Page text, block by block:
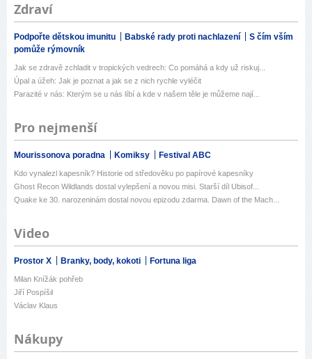
Zdraví
Podpořte dětskou imunitu Babské rady proti nachlazení
S čím vším
pomůže rýmovník
Jak se zdravě zchladit v tropických vedrech: Co pomáhá a kdy už riskuj...
Úpal a úžeh: Jak je poznat a jak se z nich rychle vyléčit
Parazité v nás: Kterým se u nás líbí a kde v našem těle je můžeme nají...
Pro nejmenší
Mourissonova poradna Komiksy Festival ABC
Kdo vynalezl kapesník? Historie od středověku po papírové kapesníky
Ghost Recon Wildlands dostal vylepšení a novou misi. Starší díl Ubisof...
Quake ke 30. narozeninám dostal novou epizodu zdarma. Dawn of the Mach...
Video
Prostor X Branky, body, kokoti Fortuna liga
Milan Knížák pohřeb
Jiří Pospíšil
Václav Klaus
Nákupy